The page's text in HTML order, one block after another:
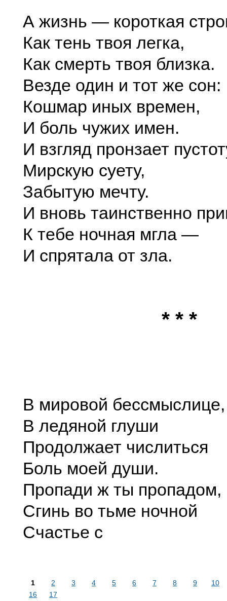
А жизнь — короткая
Как тень твоя легка,
Как смерть твоя близка.
Везде один и тот же сон:
Кошмар иных времен,
И боль чужих имен.
И взгляд пронзает
Мирскую суету,
Забытую мечту.
И вновь таинственно
К тебе ночная мгла —
И спрятала от зла.
* * *
В мировой бессмыслице,
В ледяной глуши
Продолжает числиться
Боль моей души.
Пропади ж ты пропадом,
Сгинь во тьме ночной
Счастье с
1 2 3 4 5 6 7 8 9
10
16
17